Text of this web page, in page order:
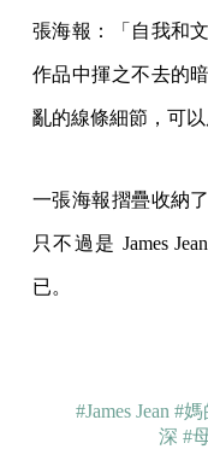
張海報：「自我和
作品中揮之不去的
亂的線條細節，可以
一張海報摺疊收納
只不過是 James
已。
#James Jean #媽
深 #